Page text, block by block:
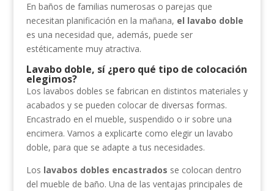
En baños de familias numerosas o parejas que
necesitan planificación en la mañana, el lavabo doble
es una necesidad que, además, puede ser
estéticamente muy atractiva.
Lavabo doble, sí ¿pero qué tipo de colocación
elegimos?
Los lavabos dobles se fabrican en distintos materiales y
acabados y se pueden colocar de diversas formas.
Encastrado en el mueble, suspendido o ir sobre una
encimera. Vamos a explicarte como elegir un lavabo
doble, para que se adapte a tus necesidades.
Los lavabos dobles encastrados se colocan dentro
del mueble de baño. Una de las ventajas principales de